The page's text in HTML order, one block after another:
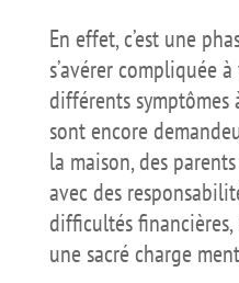
En effet, c’est une
s’avérer compliquée
différents symptômes
sont encore
la maison, des
avec des
difficultés
une sacré charge